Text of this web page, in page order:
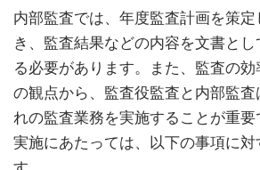
内部監査では、年度監査計画を策
き、監査結果などの内容を文書と
る必要があります。また、監査の
の観点から、監査役監査と内部監
れの監査業務を実施することが重
実施にあたっては、以下の事項に